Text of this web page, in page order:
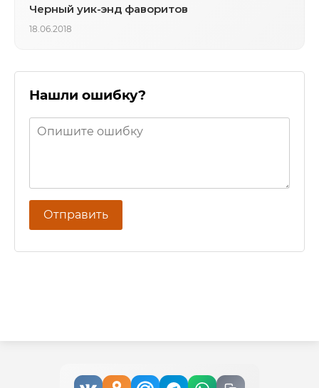
Черный уик-энд фаворитов
18.06.2018
Нашли ошибку?
Отправить